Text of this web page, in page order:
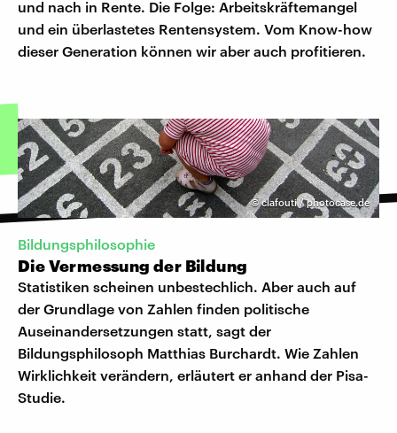
und nach in Rente. Die Folge: Arbeitskräftemangel
und ein überlastetes Rentensystem. Vom Know-how
dieser Generation können wir aber auch profitieren.
©clafouti / photocase.de
Bildungsphilosophie
Die Vermessung der Bildung
Statistiken scheinen unbestechlich. Aber auch auf
der Grundlage von Zahlen finden politische
Auseinandersetzungen statt, sagt der
Bildungsphilosoph Matthias Burchardt. Wie Zahlen
Wirklichkeit verändern, erläutert er anhand der Pisa-
Studie.